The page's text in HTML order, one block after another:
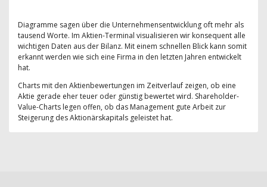
Diagramme sagen über die Unternehmensentwicklung oft mehr als
tausend Worte. Im Aktien-Terminal visualisieren wir konsequent alle
wichtigen Daten aus der Bilanz. Mit einem schnellen Blick kann somit
erkannt werden wie sich eine Firma in den letzten Jahren entwickelt
hat.
Charts mit den Aktienbewertungen im Zeitverlauf zeigen, ob eine
Aktie gerade eher teuer oder günstig bewertet wird. Shareholder-
Value-Charts legen offen, ob das Management gute Arbeit zur
Steigerung des Aktionärskapitals geleistet hat.